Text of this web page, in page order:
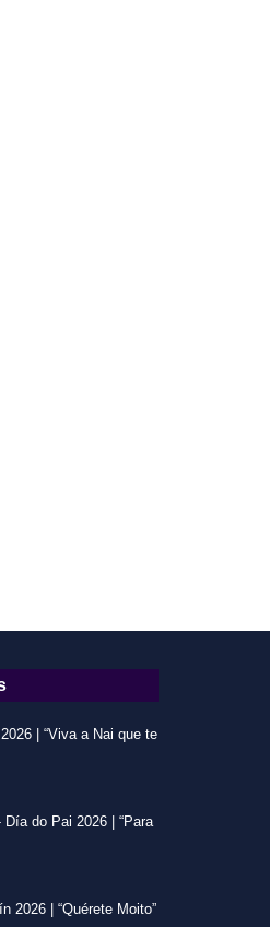
| “Viva a Nai que te
do Pai 2026 | “Para
2026 | “Quérete Moito”